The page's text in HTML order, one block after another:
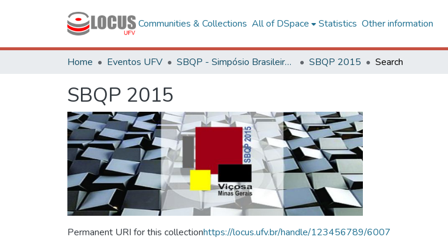
Communities & Collections All of DSpace Statistics Other information
Home Eventos UFV SBQP - Simpósio Brasileiro de Qualidade do Projeto no Ambiente Construído SBQP 2015 Search
SBQP 2015
Permanent URI for this collectionhttps://locus.ufv.br/handle/123456789/6007